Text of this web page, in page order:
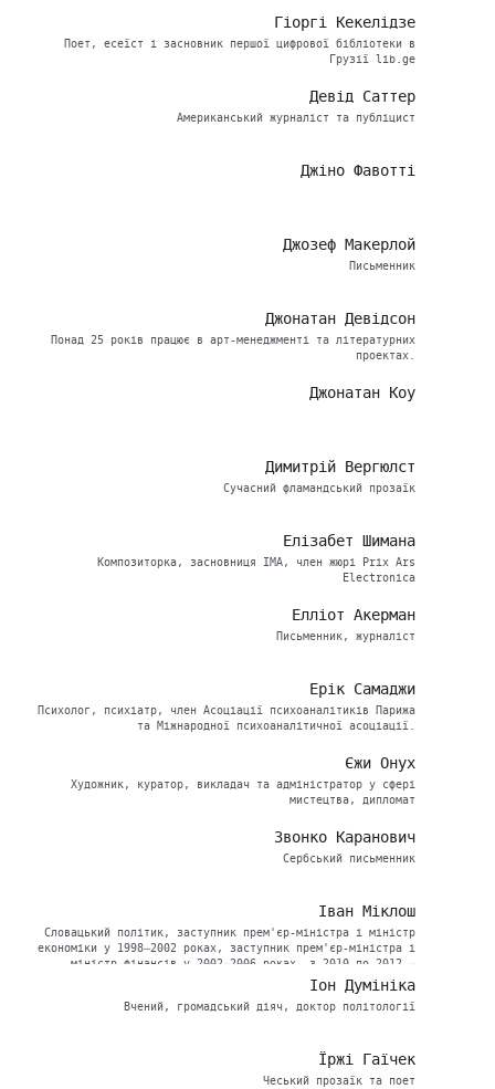
Гіоргі Кекелідзе
Поет, есеїст і засновник першої цифрової бібліотеки в
Грузії lib.ge
Девід Саттер
Американський журналіст та публіцист
Джіно Фавотті
Джозеф Макерлой
Письменник
Джонатан Девідсон
Понад 25 років працює в арт-менеджменті та літературних
проектах.
Джонатан Коу
Димитрій Вергюлст
Сучасний фламандський прозаїк
Елізабет Шимана
Композиторка, засновниця ІМА, член жюрі Prix Ars
Electronica
Елліот Акерман
Письменник, журналіст
Ерік Самаджи
Психолог, психіатр, член Асоціації психоаналітиків Парижа
та Міжнародної психоаналітичної асоціації.
Єжи Онух
Художник, куратор, викладач та адміністратор у сфері
мистецтва, дипломат
Звонко Каранович
Сербський письменник
Іван Міклош
Словацький політик, заступник прем'єр-міністра і міністр
економіки у 1998–2002 роках, заступник прем'єр-міністра і
міністр фінансів у 2002–2006 роках, з 2010 по 2012 –
заступник прем'єр-міністра
Іон Думініка
Вчений, громадський діяч, доктор політології
Їржі Гаїчек
Чеський прозаїк та поет